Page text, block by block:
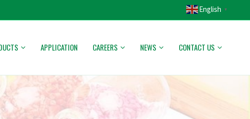
English ▼
APPLICATION CAREERS NEWS CONTACT US